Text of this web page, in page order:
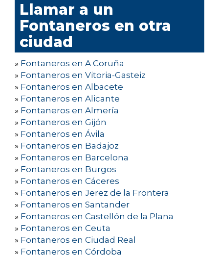
Llamar a un
Fontaneros en otra
ciudad
» Fontaneros en A Coruña
» Fontaneros en Vitoria-Gasteiz
» Fontaneros en Albacete
» Fontaneros en Alicante
» Fontaneros en Almería
» Fontaneros en Gijón
» Fontaneros en Ávila
» Fontaneros en Badajoz
» Fontaneros en Barcelona
» Fontaneros en Burgos
» Fontaneros en Cáceres
» Fontaneros en Jerez de la Frontera
» Fontaneros en Santander
» Fontaneros en Castellón de la Plana
» Fontaneros en Ceuta
» Fontaneros en Ciudad Real
» Fontaneros en Córdoba